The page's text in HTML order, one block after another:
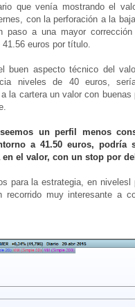
que venía mostrando el
con la perforación a la
paso a una mayor
euros por título.
aspecto técnico del
niveles de 40 euros,
a la cartera un valor con
un perfil menos
a 41.50 euros,
en el valor, con un stop por
para la estrategia, en nivelesl
recorrido muy interesante a